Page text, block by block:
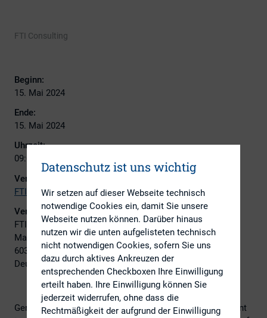
FTI Consulting
Beginn:
15. Mai 2024
Ende:
15. Mai 2024
Uhrzeit:
09:00 - 11:00
Veranstalter:
FTI Consulting
Veranstaltungsort:
FTI Consulting Offices
Marienturm, Taunusanlage 9-10
60329 Frankfurt am Main
Deutschland
Germany’s banks have signalled their serious commitment
Datenschutz ist uns wichtig
Wir setzen auf dieser Webseite technisch
notwendige Cookies ein, damit Sie unsere
Webseite nutzen können. Darüber hinaus
nutzen wir die unten aufgelisteten technisch
nicht notwendigen Cookies, sofern Sie uns
dazu durch aktives Ankreuzen der
entsprechenden Checkboxen Ihre Einwilligung
erteilt haben. Ihre Einwilligung können Sie
jederzeit widerrufen, ohne dass die
Rechtmäßigkeit der aufgrund der Einwilligung